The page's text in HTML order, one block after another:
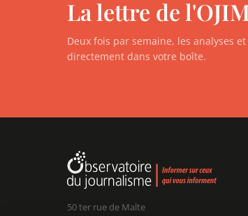
La lettre de
Deux fois par semaine, les analyses
directement dans votre boîte.
50 ter rue de Malte